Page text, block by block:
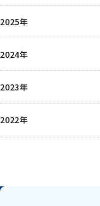
2025年
11月
10月
9月
8月
6月
1月
2024年
9月
8月
6月
5月
2023年
5月
4月
2022年